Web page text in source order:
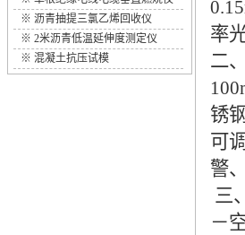
※ 沥青抽提三氯乙烯回收仪
※ 2米沥青低温延伸度测定仪
※ 混凝土抗压试模
率
二
锈
可
警
三
－